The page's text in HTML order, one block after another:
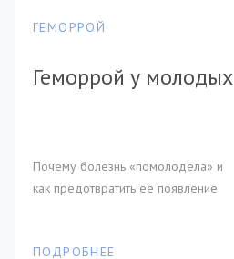
ГЕМОРРОЙ
Геморрой у молодых
Почему болезнь «помолодела» и
как предотвратить её появление
ПОДРОБНЕЕ